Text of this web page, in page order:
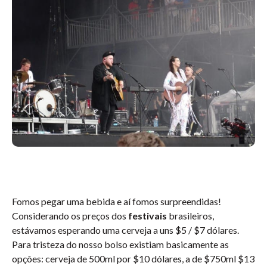
Fomos pegar uma bebida e aí fomos surpreendidas!
Considerando os preços dos festivais brasileiros,
estávamos esperando uma cerveja a uns $5 / $7 dólares.
Para tristeza do nosso bolso existiam basicamente as
opções: cerveja de 500ml por $10 dólares, a de $750ml $13